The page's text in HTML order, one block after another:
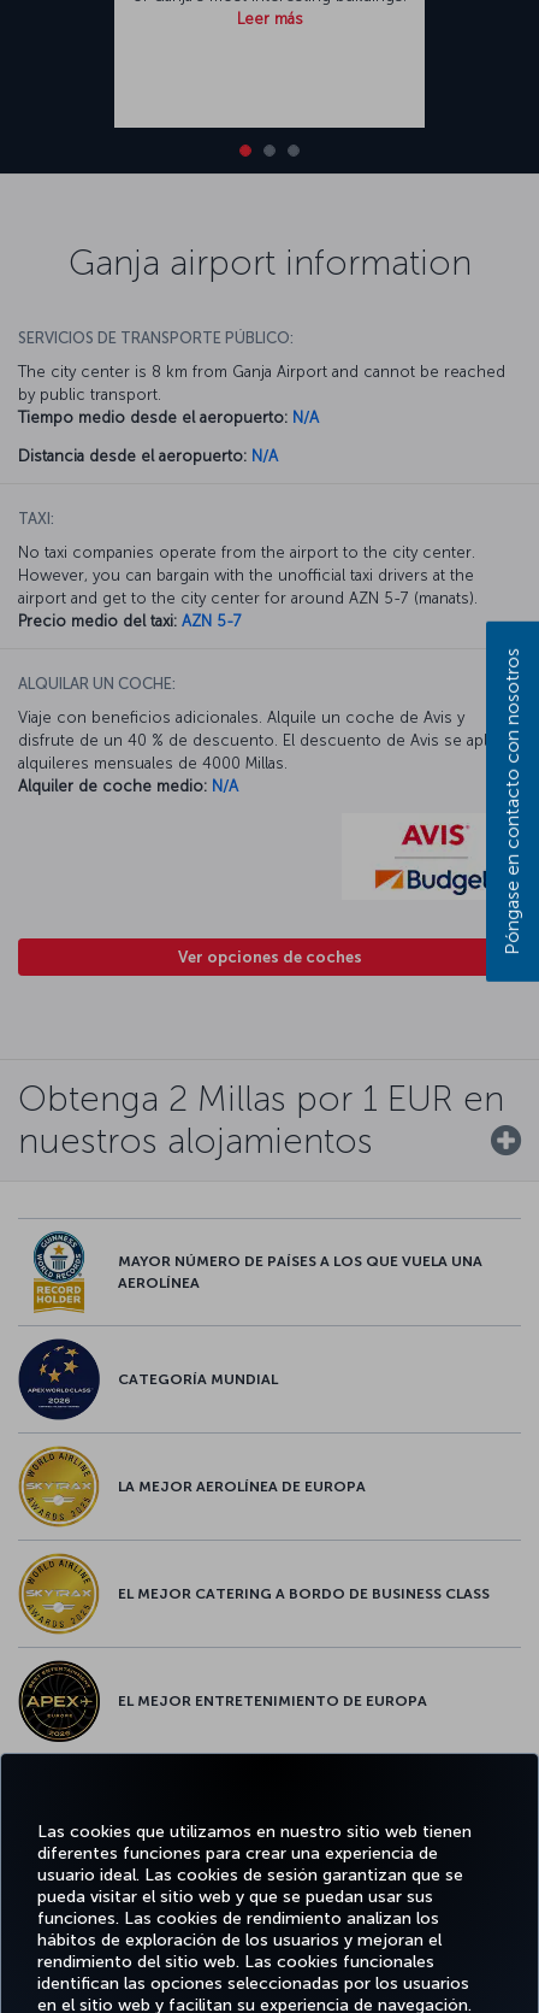
Las cookies que utilizamos en nuestro sitio web tienen
diferentes funciones para crear una experiencia de
usuario ideal. Las cookies de sesión garantizan que se
pueda visitar el sitio web y que se puedan usar sus
funciones. Las cookies de rendimiento analizan los
hábitos de exploración de los usuarios y mejoran el
rendimiento del sitio web. Las cookies funcionales
identifican las opciones seleccionadas por los usuarios
en el sitio web y facilitan su experiencia de navegación.
Leer más
Ganja airport information
SERVICIOS DE TRANSPORTE PÚBLICO:
The city center is 8 km from Ganja Airport and cannot be reached
by public transport.
Tiempo medio desde el aeropuerto: N/A
Distancia desde el aeropuerto: N/A
TAXI:
No taxi companies operate from the airport to the city center.
However, you can bargain with the unofficial taxi drivers at the
airport and get to the city center for around AZN 5-7 (manats).
Precio medio del taxi: AZN 5-7
ALQUILAR UN COCHE:
Viaje con beneficios adicionales. Alquile un coche de Avis y
disfrute de un 40 % de descuento. El descuento de Avis se aplica a
alquileres mensuales de 4000 Millas.
Alquiler de coche medio: N/A
Ver opciones de coches
Obtenga 2 Millas por 1 EUR en
nuestros alojamientos
MAYOR NÚMERO DE PAÍSES A LOS QUE VUELA UNA
AEROLÍNEA
CATEGORÍA MUNDIAL
LA MEJOR AEROLÍNEA DE EUROPA
EL MEJOR CATERING A BORDO DE BUSINESS CLASS
EL MEJOR ENTRETENIMIENTO DE EUROPA
Facebook
TwitterInstagram
YouTubeLinkedIn
TikTokBlog Pinterest
RESERVE Y DISFRUTE
OFERTAS
Póngase en contacto con nosotros